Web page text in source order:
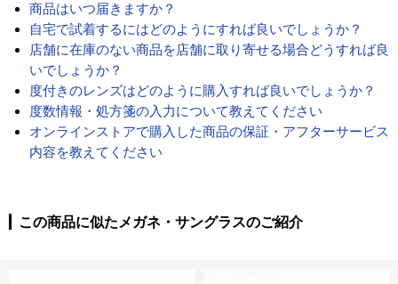
商品はいつ届きますか？
自宅で試着するにはどのようにすれば良いでしょうか？
店舗に在庫のない商品を店舗に取り寄せる場合どうすれば良
いでしょうか？
度付きのレンズはどのように購入すれば良いでしょうか？
度数情報・処方箋の入力について教えてください
オンラインストアで購入した商品の保証・アフターサービス
内容を教えてください
この商品に似たメガネ・サングラスのご紹介